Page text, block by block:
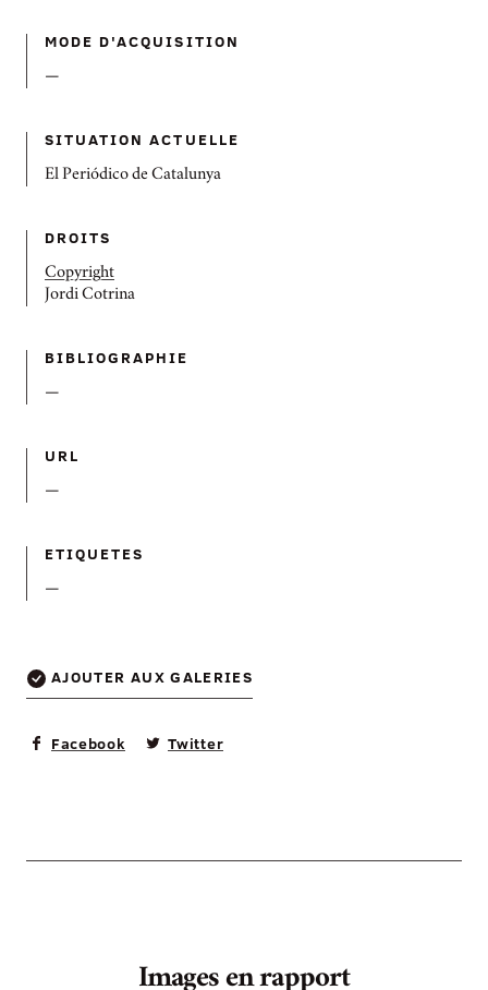
MODE D'ACQUISITION
—
SITUATION ACTUELLE
El Periódico de Catalunya
DROITS
Copyright
Jordi Cotrina
BIBLIOGRAPHIE
—
URL
—
ETIQUETES
—
AJOUTER AUX GALERIES
Facebook Twitter
Images en rapport